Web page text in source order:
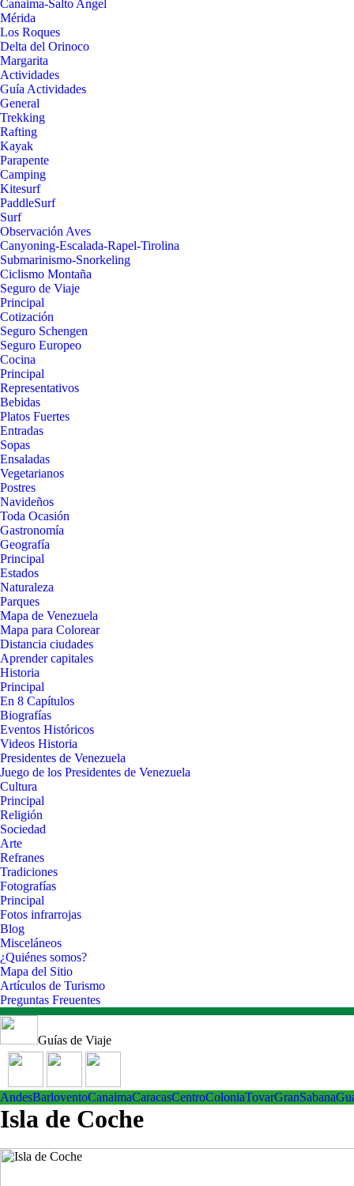
Canaima-Salto Angel
Mérida
Los Roques
Delta del Orinoco
Margarita
Actividades
Guía Actividades
General
Trekking
Rafting
Kayak
Parapente
Camping
Kitesurf
PaddleSurf
Surf
Observación Aves
Canyoning-Escalada-Rapel-Tirolina
Submarinismo-Snorkeling
Ciclismo Montaña
Seguro de Viaje
Principal
Cotización
Seguro Schengen
Seguro Europeo
Cocina
Principal
Representativos
Bebidas
Platos Fuertes
Entradas
Sopas
Ensaladas
Vegetarianos
Postres
Navideños
Toda Ocasión
Gastronomía
Geografía
Principal
Estados
Naturaleza
Parques
Mapa de Venezuela
Mapa para Colorear
Distancia ciudades
Aprender capitales
Historia
Principal
En 8 Capítulos
Biografías
Eventos Históricos
Videos Historia
Presidentes de Venezuela
Juego de los Presidentes de Venezuela
Cultura
Principal
Religión
Sociedad
Arte
Refranes
Tradiciones
Fotografías
Principal
Fotos infrarrojas
Blog
Misceláneos
¿Quiénes somos?
Mapa del Sitio
Artículos de Turismo
Preguntas Freuentes
Guías de Viaje
AndesBarloventoCanaimaCaracasCentroColoniaTovarGranSabana
Isla de Coche